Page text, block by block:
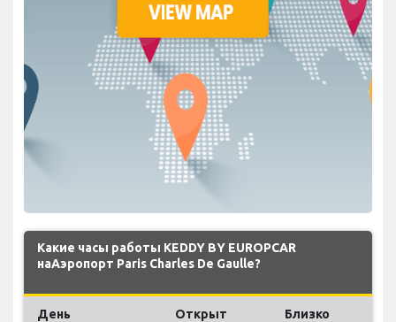
Какие часы работы KEDDY BY EUROPCAR
наАэропорт Paris Charles De Gaulle?
День Открыт Близко